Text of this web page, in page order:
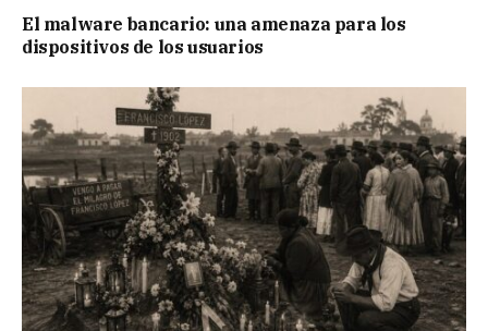
El malware bancario: una amenaza para los
dispositivos de los usuarios